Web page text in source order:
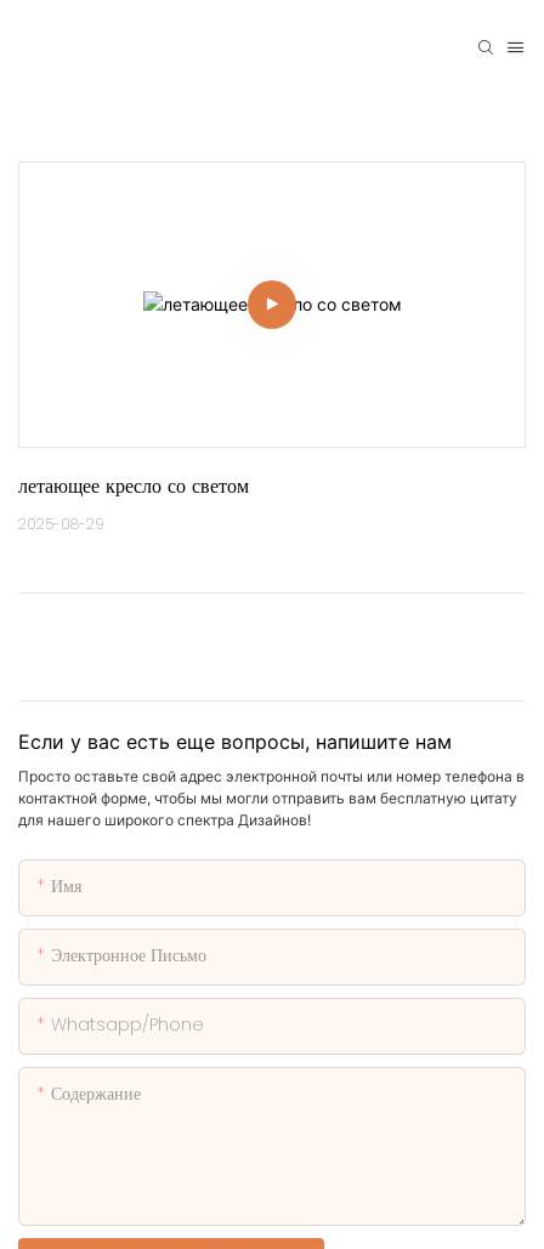
летающее кресло со светом
2025-08-29
Если у вас есть еще вопросы, напишите нам
Просто оставьте свой адрес электронной почты или номер телефона в
контактной форме, чтобы мы могли отправить вам бесплатную цитату
для нашего широкого спектра Дизайнов!
Имя
Электронное Письмо
Whatsapp/phone
Содержание